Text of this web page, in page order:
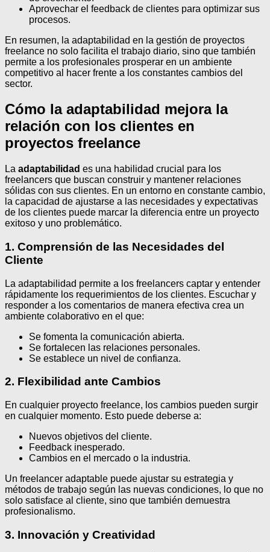
Aprovechar el feedback de clientes para optimizar sus
procesos.
En resumen, la adaptabilidad en la gestión de proyectos
freelance no solo facilita el trabajo diario, sino que también
permite a los profesionales prosperar en un ambiente
competitivo al hacer frente a los constantes cambios del
sector.
Cómo la adaptabilidad mejora la
relación con los clientes en
proyectos freelance
La adaptabilidad es una habilidad crucial para los
freelancers que buscan construir y mantener relaciones
sólidas con sus clientes. En un entorno en constante cambio,
la capacidad de ajustarse a las necesidades y expectativas
de los clientes puede marcar la diferencia entre un proyecto
exitoso y uno problemático.
1. Comprensión de las Necesidades del
Cliente
La adaptabilidad permite a los freelancers captar y entender
rápidamente los requerimientos de los clientes. Escuchar y
responder a los comentarios de manera efectiva crea un
ambiente colaborativo en el que:
Se fomenta la comunicación abierta.
Se fortalecen las relaciones personales.
Se establece un nivel de confianza.
2. Flexibilidad ante Cambios
En cualquier proyecto freelance, los cambios pueden surgir
en cualquier momento. Esto puede deberse a:
Nuevos objetivos del cliente.
Feedback inesperado.
Cambios en el mercado o la industria.
Un freelancer adaptable puede ajustar su estrategia y
métodos de trabajo según las nuevas condiciones, lo que no
solo satisface al cliente, sino que también demuestra
profesionalismo.
3. Innovación y Creatividad